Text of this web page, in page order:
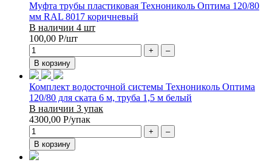
Муфта трубы пластиковая Технониколь Оптима 120/80
мм RAL 8017 коричневый
В наличии 4 шт
100,00 Р/шт
+
–
В корзину
Комплект водосточной системы Технониколь Оптима
120/80 для ската 6 м, труба 1,5 м белый
В наличии 3 упак
4300,00 Р/упак
+
–
В корзину